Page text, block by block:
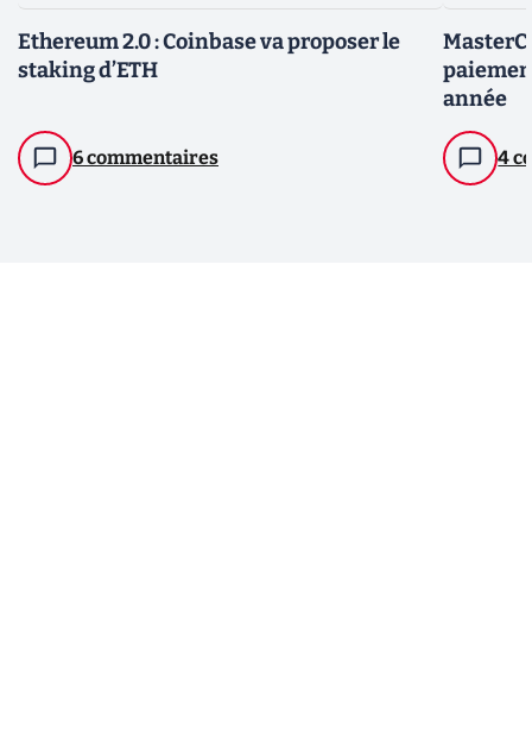
Ethereum 2.0 : Coinbase va proposer le
staking d’ETH
6 commentaires
année
4